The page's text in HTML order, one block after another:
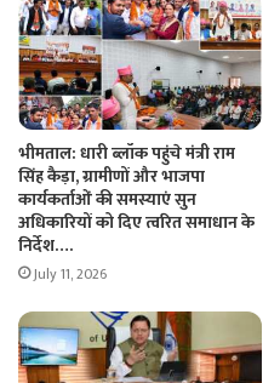
भीमताल: धारी ब्लॉक पहुंचे मंत्री राम
सिंह कैड़ा, ग्रामीणों और भाजपा
कार्यकर्ताओं की समस्याएं सुन
अधिकारियों को दिए त्वरित समाधान के
निर्देश….
July 11, 2026